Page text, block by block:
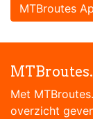
MTBroutes
Met
overzicht